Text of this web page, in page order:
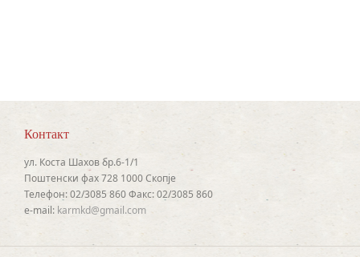
Контакт
ул. Коста Шахов бр.6-1/1
Поштенски фах 728 1000 Скопје
Телефон: 02/3085 860 Факс: 02/3085 860
e-mail: karmkd@gmail.com